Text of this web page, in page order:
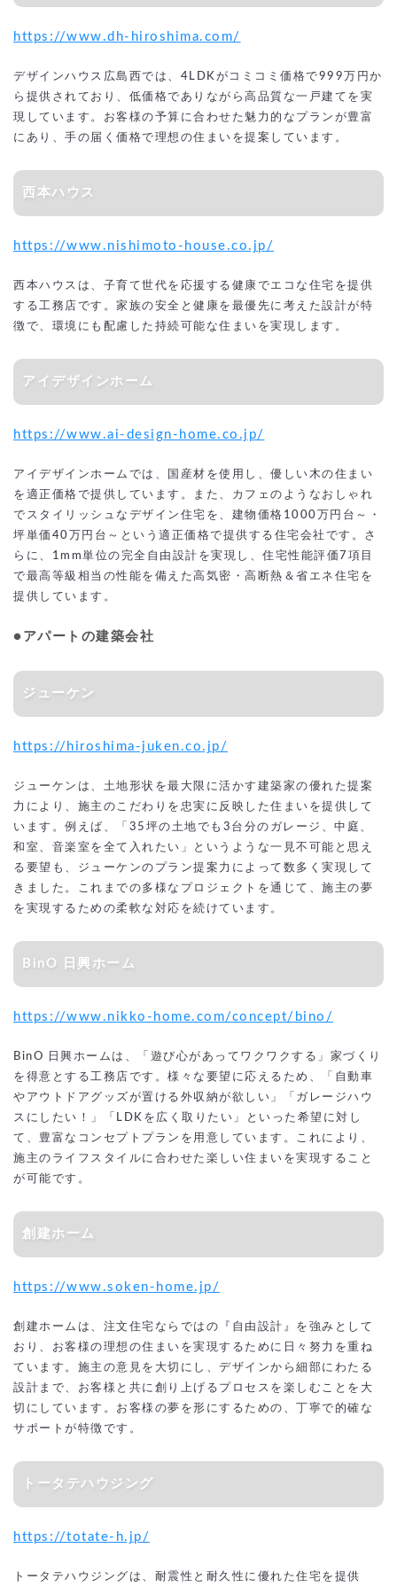
https://www.dh-hiroshima.com/
デザインハウス広島西では、4LDKがコミコミ価格で999万円か
ら提供されており、低価格でありながら高品質な一戸建てを実
現しています。お客様の予算に合わせた魅力的なプランが豊富
にあり、手の届く価格で理想の住まいを提案しています。
西本ハウス
https://www.nishimoto-house.co.jp/
西本ハウスは、子育て世代を応援する健康でエコな住宅を提供
する工務店です。家族の安全と健康を最優先に考えた設計が特
徴で、環境にも配慮した持続可能な住まいを実現します。
アイデザインホーム
https://www.ai-design-home.co.jp/
アイデザインホームでは、国産材を使用し、優しい木の住まい
を適正価格で提供しています。また、カフェのようなおしゃれ
でスタイリッシュなデザイン住宅を、建物価格1000万円台～・
坪単価40万円台～という適正価格で提供する住宅会社です。さ
らに、1mm単位の完全自由設計を実現し、住宅性能評価7項目
で最高等級相当の性能を備えた高気密・高断熱＆省エネ住宅を
提供しています。
●アパートの建築会社
ジューケン
https://hiroshima-juken.co.jp/
ジューケンは、土地形状を最大限に活かす建築家の優れた提案
力により、施主のこだわりを忠実に反映した住まいを提供して
います。例えば、「35坪の土地でも3台分のガレージ、中庭、
和室、音楽室を全て入れたい」というような一見不可能と思え
る要望も、ジューケンのプラン提案力によって数多く実現して
きました。これまでの多様なプロジェクトを通じて、施主の夢
を実現するための柔軟な対応を続けています。
BinO 日興ホーム
https://www.nikko-home.com/concept/bino/
BinO 日興ホームは、「遊び心があってワクワクする」家づくり
を得意とする工務店です。様々な要望に応えるため、「自動車
やアウトドアグッズが置ける外収納が欲しい」「ガレージハウ
スにしたい！」「LDKを広く取りたい」といった希望に対し
て、豊富なコンセプトプランを用意しています。これにより、
施主のライフスタイルに合わせた楽しい住まいを実現すること
が可能です。
創建ホーム
https://www.soken-home.jp/
創建ホームは、注文住宅ならではの『自由設計』を強みとして
おり、お客様の理想の住まいを実現するために日々努力を重ね
ています。施主の意見を大切にし、デザインから細部にわたる
設計まで、お客様と共に創り上げるプロセスを楽しむことを大
切にしています。お客様の夢を形にするための、丁寧で的確な
サポートが特徴です。
トータテハウジング
https://totate-h.jp/
トータテハウジングは、耐震性と耐久性に優れた住宅を提供